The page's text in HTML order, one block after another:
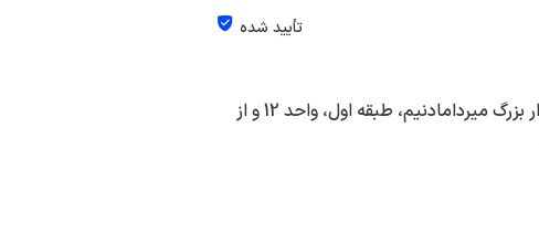
تأیید شده
فست فود آلفافود در شهر تهران به آدرس میرداماد، بازار بزرگ میردامادنیم، طبقه اول، واحد 12 و از